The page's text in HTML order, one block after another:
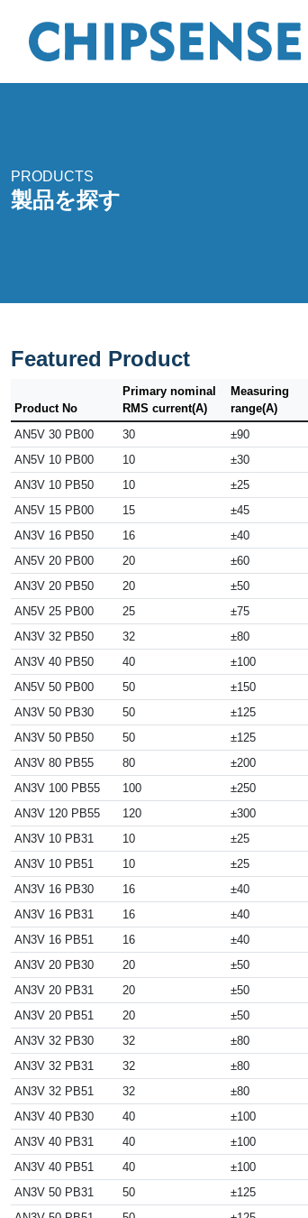
PRODUCTS
製品を探す
Featured Product
Product No
Primary nominal
RMS current(A)
Measuring
range(A)
AN5V 30 PB00
30 ±90
AN5V 10 PB00
10 ±30
AN3V 10 PB50
10 ±25
AN5V 15 PB00
15 ±45
AN3V 16 PB50
16 ±40
AN5V 20 PB00
20 ±60
AN3V 20 PB50
20 ±50
AN5V 25 PB00
25 ±75
AN3V 32 PB50
32 ±80
AN3V 40 PB50
40 ±100
AN5V 50 PB00
50 ±150
AN3V 50 PB30
50 ±125
AN3V 50 PB50
50 ±125
AN3V 80 PB55
80 ±200
AN3V 100 PB55
100 ±250
AN3V 120 PB55
120 ±300
AN3V 10 PB31
10 ±25
AN3V 10 PB51
10 ±25
AN3V 16 PB30
16 ±40
AN3V 16 PB31
16 ±40
AN3V 16 PB51
16 ±40
AN3V 20 PB30
20 ±50
AN3V 20 PB31
20 ±50
AN3V 20 PB51
20 ±50
AN3V 32 PB30
32 ±80
AN3V 32 PB31
32 ±80
AN3V 32 PB51
32 ±80
AN3V 40 PB30
40 ±100
AN3V 40 PB31
40 ±100
AN3V 40 PB51
40 ±100
AN3V 50 PB31
50 ±125